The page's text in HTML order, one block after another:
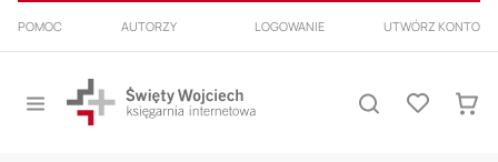
DO
TREŚCI
POMOC AUTORZY LOGOWANIE UTWÓRZ KONTO
Przełącznik
Nav
Lista